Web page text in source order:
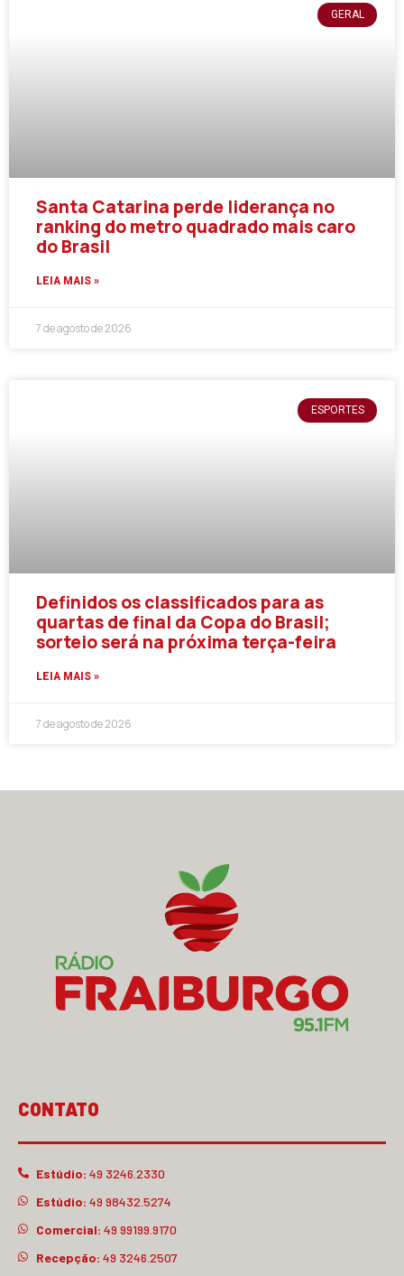
GERAL
Santa Catarina perde liderança no
ranking do metro quadrado mais caro
do Brasil
LEIA MAIS »
7 de agosto de 2026
ESPORTES
Definidos os classificados para as
quartas de final da Copa do Brasil;
sorteio será na próxima terça-feira
LEIA MAIS »
7 de agosto de 2026
CONTATO
Estúdio: 49 3246.2330
Estúdio: 49 98432.5274
Comercial: 49 99199.9170
Recepção: 49 3246.2507